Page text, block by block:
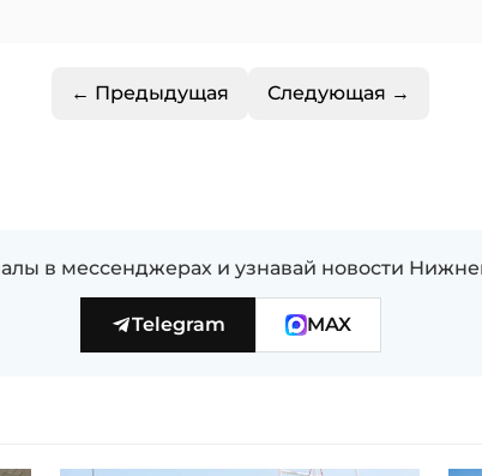
← Предыдущая Следующая →
в мессенджерах и узнавай новости
Telegram MAX